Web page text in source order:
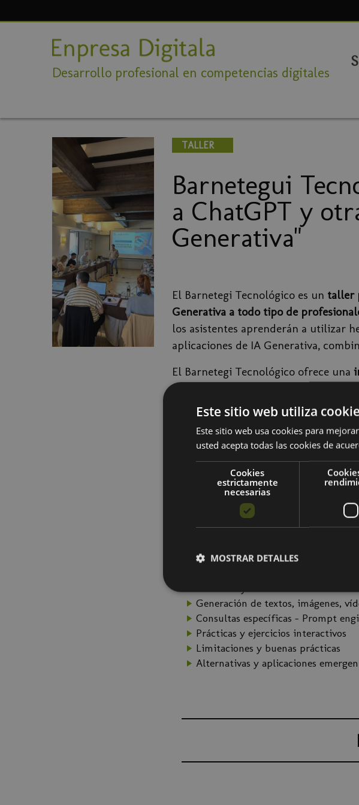
Desarrollo profesional en competencias digitales
TALLER
Barnetegui
a ChatGPT y
Generativa"
El Barnetegi Tecnológico es un taller
Generativa a todo tipo de
los asistentes aprenderán a utilizar
aplicaciones de IA Generativa,
El Barnetegi Tecnológico ofrece una
partiendo desde cero.
A lo largo del
aplicarse en el día a día y en
Dirigido a:
Este taller está diseñado para
cualquier participante familiarizarse
Enfocado a profesionales de cualquier
herramientas de Inteligencia Artificial
Conceptos básicos de IA generativa
Aplicaciones y casos de uso en
Generación de textos, imágenes,
Consultas específicas – Prompt
Prácticas y ejercicios interactivos
Limitaciones y buenas prácticas
Alternativas y aplicaciones
Este sitio web utiliza
Este sitio web usa cookies para
usted acepta todas las cookies de
Cookies
estrictamente
necesarias
MOSTRAR DETALLES